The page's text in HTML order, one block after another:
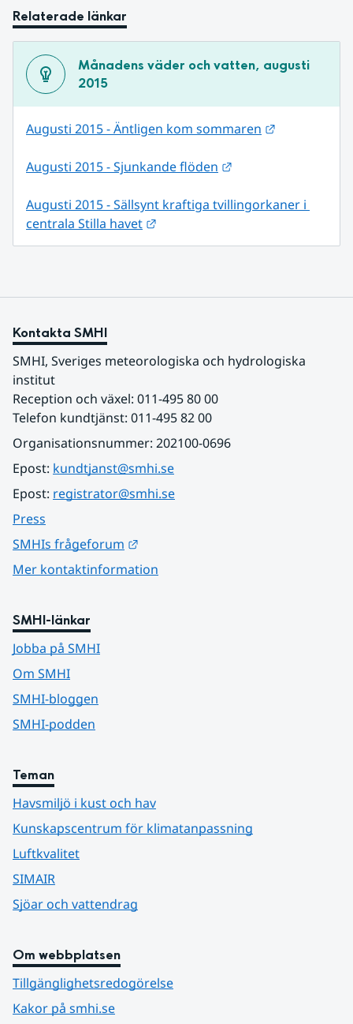
Relaterade länkar
Månadens väder och vatten, augusti
2015
Augusti 2015 - Äntligen kom sommaren
Augusti 2015 - Sjunkande flöden
Augusti 2015 - Sällsynt kraftiga tvillingorkaner i
centrala Stilla havet
Kontakta SMHI
SMHI, Sveriges meteorologiska och hydrologiska
institut
Reception och växel: 011-495 80 00
Telefon kundtjänst: 011-495 82 00
Organisationsnummer: 202100-0696
Epost: kundtjanst@smhi.se
Epost: registrator@smhi.se
Press
SMHIs frågeforum
Mer kontaktinformation
SMHI-länkar
Jobba på SMHI
Om SMHI
SMHI-bloggen
SMHI-podden
Teman
Havsmiljö i kust och hav
Kunskapscentrum för klimatanpassning
Luftkvalitet
SIMAIR
Sjöar och vattendrag
Om webbplatsen
Tillgänglighetsredogörelse
Kakor på smhi.se